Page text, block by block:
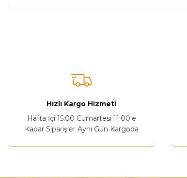
Ürün açıklamasında eksik bilgiler bulunuyor.
Bu ürüne benzer farklı alternatifler olmalı.
Hızlı Kargo Hizmeti
Hafta İçi 15:00 Cumartesi 11.00'e
Kadar Siparişler Aynı Gün Kargoda